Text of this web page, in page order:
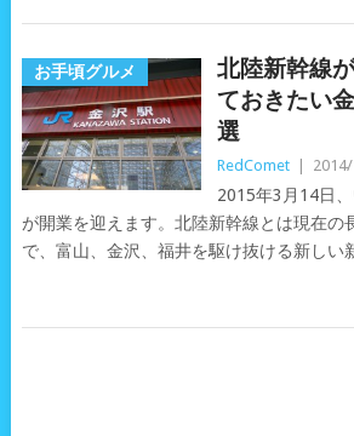
お手頃グルメ
北陸新幹線
ておきたい
選
RedComet
2015年3月14日
が開業を迎えます。北陸新幹線とは現在の
で、富山、金沢、福井を駆け抜ける新しい